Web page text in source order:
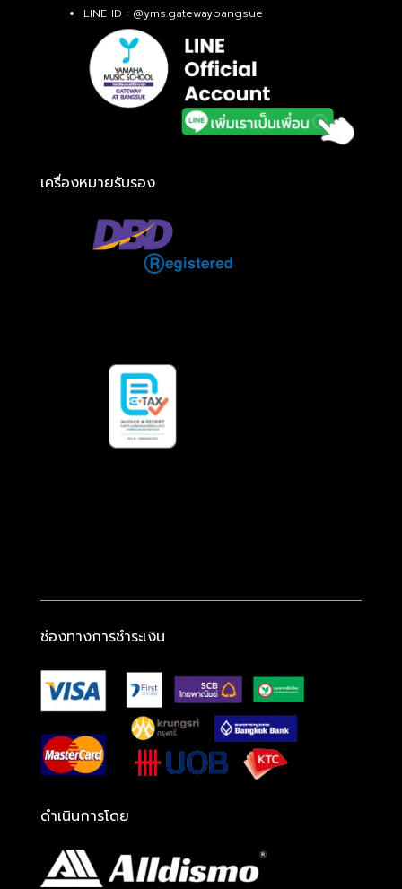
LINE ID : @yms.gatewaybangsue
เครื่องหมายรับรอง
ช่องทางการชำระเงิน
ดำเนินการโดย